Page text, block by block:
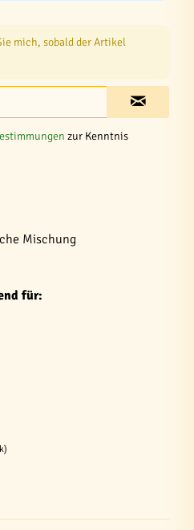
mich, sobald der Artikel
zur Kenntnis
Mischung
für: